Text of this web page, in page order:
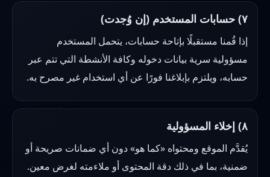
٧) حسابات المستخدم (إن وُجدت)
إذا قُمنا مستقبلًا بإتاحة حسابات، يتحمل المستخدم
مسؤولية سرية بيانات دخوله وكافة الأنشطة التي تتم عبر
حسابه، ويلتزم بإبلاغنا فورًا عن أي استخدام غير مصرح به.
٨) إخلاء المسؤولية
يُقدَّم الموقع ومحتواه «كما هو» دون أي ضمانات صريحة أو
ضمنية، بما في ذلك دقة المحتوى أو ملاءمته لغرض معين.